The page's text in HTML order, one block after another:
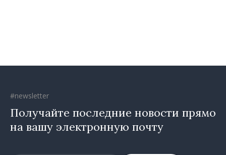
#newsletter
Получайте последние новости прямо
на вашу электронную почту